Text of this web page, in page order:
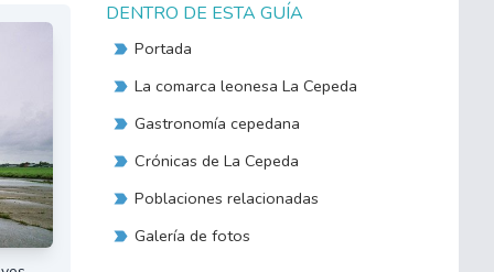
DENTRO DE ESTA GUÍA
Portada
La comarca leonesa La Cepeda
Gastronomía cepedana
Crónicas de La Cepeda
Poblaciones relacionadas
Galería de fotos